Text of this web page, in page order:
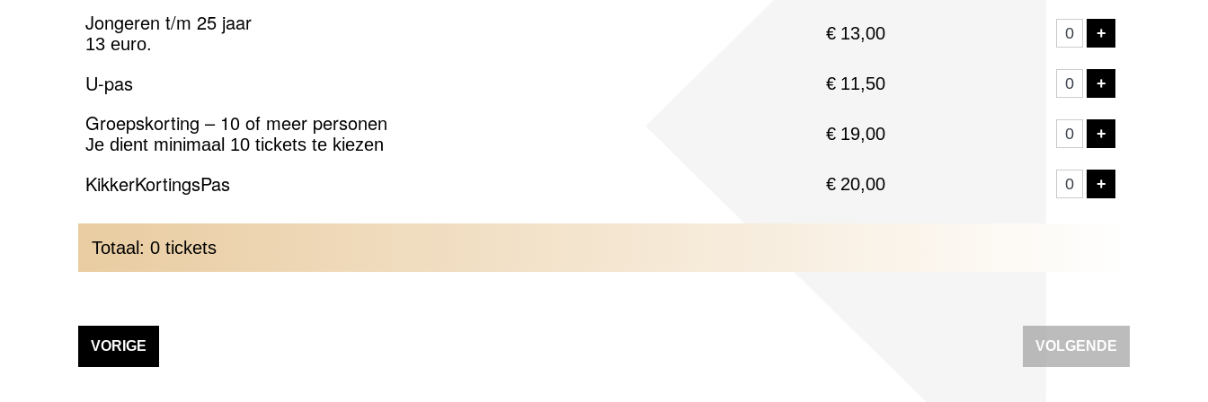
Jongeren t/m 25 jaar
13 euro.
€ 13,00 +VOEG
U-pas € 11,50 +VOEG
Groepskorting – 10 of meer personen
Je dient minimaal 10 tickets te kiezen
€ 19,00 +VOEG
KikkerKortingsPas € 20,00 +VOEG
Totaal: 0 tickets
VORIGE VOLGENDE